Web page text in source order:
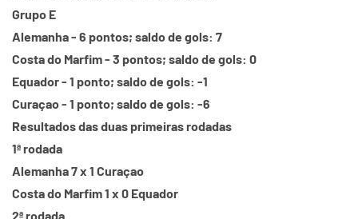
Grupo E
Alemanha - 6 pontos; saldo de gols: 7
Costa do Marfim - 3 pontos; saldo de gols: 0
Equador - 1 ponto; saldo de gols: -1
Curaçao - 1 ponto; saldo de gols: -6
Resultados das duas primeiras rodadas
1ª rodada
Alemanha 7 x 1 Curaçao
Costa do Marfim 1 x 0 Equador
2ª rodada